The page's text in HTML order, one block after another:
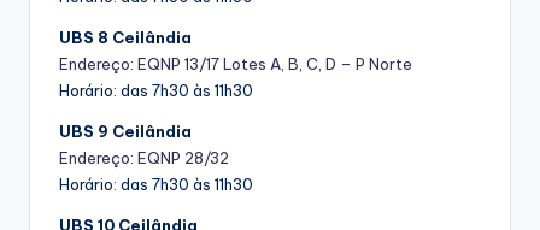
UBS 8 Ceilândia
Endereço: EQNP 13/17 Lotes A, B, C, D – P Norte
Horário: das 7h30 às 11h30
UBS 9 Ceilândia
Endereço: EQNP 28/32
Horário: das 7h30 às 11h30
UBS 10 Ceilândia